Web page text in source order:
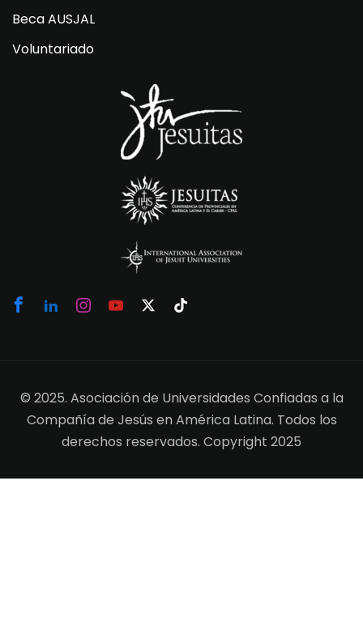
Beca AUSJAL
Voluntariado
© 2025. Asociación de Universidades Confiadas a la
Compañía de Jesús en América Latina. Todos los
derechos reservados. Copyright 2025